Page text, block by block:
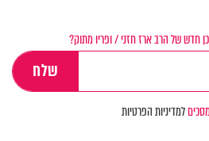
חדש של הרב ארז חזני / ופריו מתוק?
למדיניות הפרטיות